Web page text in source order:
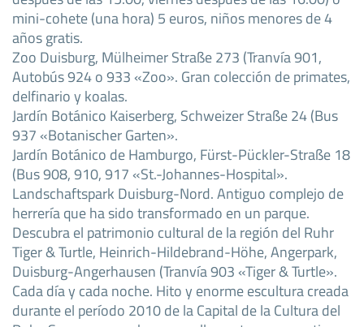
mini-cohete (una hora) 5 euros, niños menores de 4
años gratis.
Zoo Duisburg, Mülheimer Straße 273 (Tranvía 901,
Autobús 924 o 933 «Zoo». Gran colección de primates,
delfinario y koalas.
Jardín Botánico Kaiserberg, Schweizer Straße 24 (Bus
937 «Botanischer Garten».
Jardín Botánico de Hamburgo, Fürst-Pückler-Straße 18
(Bus 908, 910, 917 «St.-Johannes-Hospital».
Landschaftspark Duisburg-Nord. Antiguo complejo de
herrería que ha sido transformado en un parque.
Descubra el patrimonio cultural de la región del Ruhr
Tiger & Turtle, Heinrich-Hildebrand-Höhe, Angerpark,
Duisburg-Angerhausen (Tranvía 903 «Tiger & Turtle».
Cada día y cada noche. Hito y enorme escultura creada
durante el período 2010 de la Capital de la Cultura del